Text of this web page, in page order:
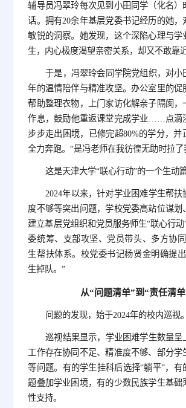
辅导员冯翠玲每次见到小田同学（化名）
话。拥有20余年基层党委书记经历的她，
敏锐的洞察。她发现，这个深陷心理与学
生，内心极度渴望亲密关系，却又不敢靠
于是，冯翠玲会同学院党组织，对小
年的温情陪伴与精准攻坚。办公室里的促
帮助整理衣物，上门家访化解亲子隔阂，
作息，鼓励他重返课堂完成学业……点滴
步步走出困境，已修完超80%的学分，并
全力奔跑。“是冯老师在我彷徨无助时拉了
这是天津大学“联心行动”的一个生动篇
2024年以来，针对学业困难学生帮
度不够等突出问题，学校党委高站位谋划
建立基层党组织和党员服务师生“联心行
委统筹、支部攻坚、党员带头、多方协
生帮扶体系。校党委书记杨贤金明确提
生掉队。”
从“问题清单”到“责任清
问题的发现，始于2024年的校内巡视。
巡视结果显示，学业困难学生数量呈
工作存在协同不足、精准度不够、部分学
等问题。有的学生挂科后选择“躺平”，有
题叠加学业困境，有的少数民族学生基础
性支持。